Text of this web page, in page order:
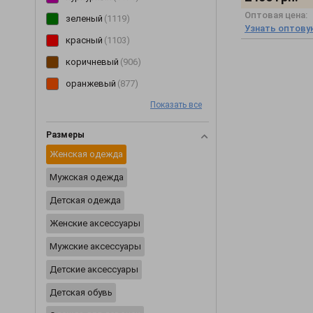
Перчатки(2)
Пиджаки (233)
Пижамы(62)
Пинетки (8)
Плащи(6)
Пледы(29)
(354)
(202)
Свитеры(229)
зеленый (1119)
красный (1103)
коричневый (906)
оранжевый (877)
Показать все
Размеры
Женская одежда
Мужская одежда
Детская одежда
Женские аксессуары
Мужские аксессуары
Детские аксессуары
Детская обувь
Оптовая цена:
Узнать